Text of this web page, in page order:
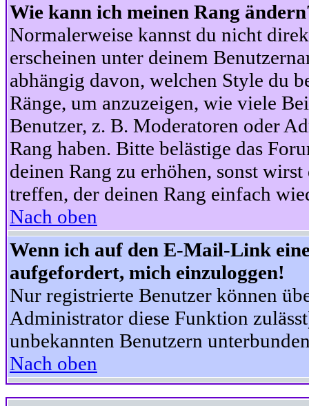
Wie kann ich meinen Rang
Normalerweise kannst du nicht
erscheinen unter deinem
abhängig davon, welchen Style du
Ränge, um anzuzeigen, wie viele
Benutzer, z. B. Moderatoren oder
Rang haben. Bitte belästige das
deinen Rang zu erhöhen, sonst
treffen, der deinen Rang einfach
Nach oben
Wenn ich auf den E-Mail-Link
aufgefordert, mich einzuloggen!
Nur registrierte Benutzer können
Administrator diese Funktion
unbekannten Benutzern
Nach oben